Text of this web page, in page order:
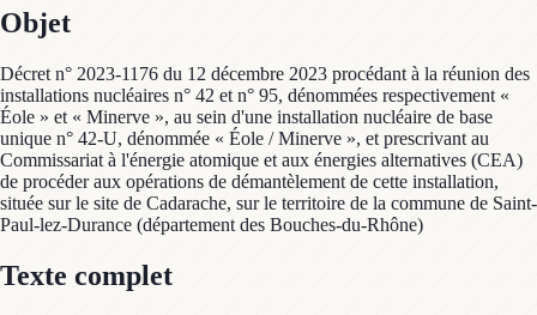
Objet
Décret n° 2023-1176 du 12 décembre 2023 procédant à la réunion des
installations nucléaires n° 42 et n° 95, dénommées respectivement «
Éole » et « Minerve », au sein d'une installation nucléaire de base
unique n° 42-U, dénommée « Éole / Minerve », et prescrivant au
Commissariat à l'énergie atomique et aux énergies alternatives (CEA)
de procéder aux opérations de démantèlement de cette installation,
située sur le site de Cadarache, sur le territoire de la commune de Saint-
Paul-lez-Durance (département des Bouches-du-Rhône)
Texte complet